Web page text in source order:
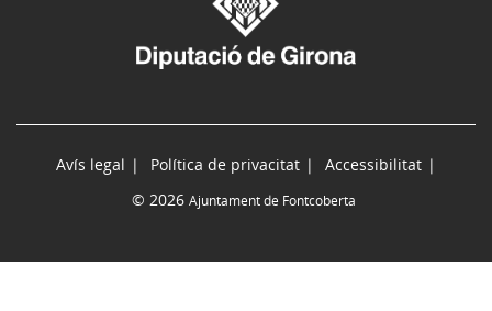
Avís legal Política de privacitat
Accessibilitat
© 2026 Ajuntament de Fontcoberta